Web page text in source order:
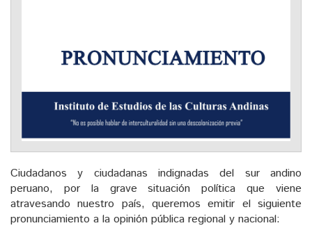
Ciudadanos y ciudadanas indignadas del sur andino
peruano, por la grave situación política que viene
atravesando nuestro país, queremos emitir el siguiente
pronunciamiento a la opinión pública regional y nacional: